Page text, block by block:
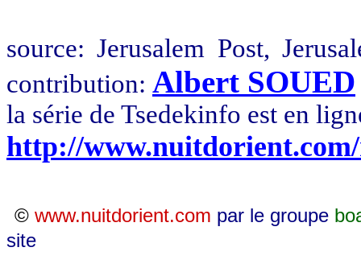
source:Jerusalem Post,
contribution: Albert SOUED
la série de Tsedekinfo est en
http://
© www.nuitdorient.com par le groupe
site